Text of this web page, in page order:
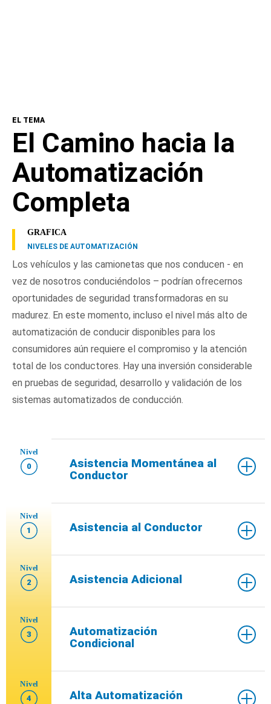
EL TEMA
El Camino hacia la
Automatización
Completa
GRAFICA
NIVELES DE AUTOMATIZACIÓN
Los vehículos y las camionetas que nos conducen - en
vez de nosotros conduciéndolos – podrían ofrecernos
oportunidades de seguridad transformadoras en su
madurez. En este momento, incluso el nivel más alto de
automatización de conducir disponibles para los
consumidores aún requiere el compromiso y la atención
total de los conductores. Hay una inversión considerable
en pruebas de seguridad, desarrollo y validación de los
sistemas automatizados de conducción.
Nivel
0
Asistencia Momentánea al
Conductor
Nivel
1 Asistencia al Conductor
Nivel
2 Asistencia Adicional
Nivel
3
Automatización
Condicional
Nivel
4 Alta Automatización